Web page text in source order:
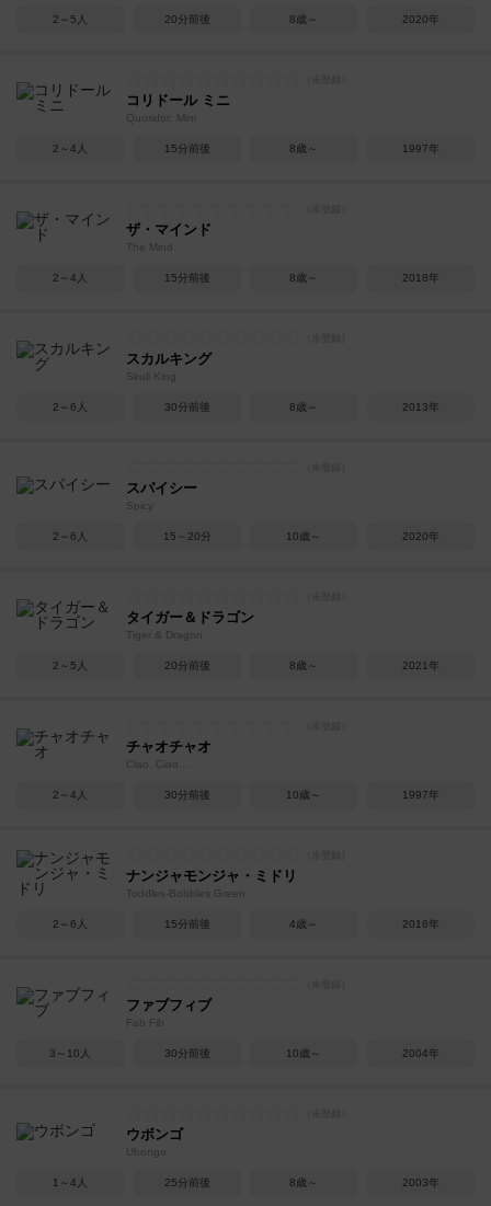
2～5人 20分前後 8歳～ 2020年
コリドール ミニ
Quoridor: Mini
2～4人 15分前後 8歳～ 1997年
ザ・マインド
The Mind
2～4人 15分前後 8歳～ 2018年
スカルキング
Skull King
2～6人 30分前後 8歳～ 2013年
スパイシー
Spicy
2～6人 15～20分 10歳～ 2020年
タイガー＆ドラゴン
Tiger & Dragon
2～5人 20分前後 8歳～ 2021年
チャオチャオ
Ciao, Ciao…
2～4人 30分前後 10歳～ 1997年
ナンジャモンジャ・ミドリ
Toddles-Bobbles Green
2～6人 15分前後 4歳～ 2016年
ファブフィブ
Fab Fib
3～10人 30分前後 10歳～ 2004年
ウボンゴ
Ubongo
1～4人 25分前後 8歳～ 2003年